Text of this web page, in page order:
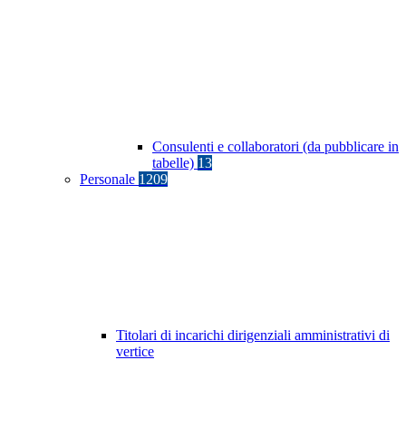
Consulenti e collaboratori (da pubblicare in
tabelle) 13
Personale 1209
Titolari di incarichi dirigenziali amministrativi di
vertice